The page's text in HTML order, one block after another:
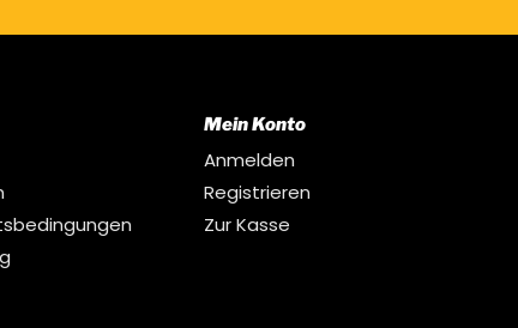
Mein Konto
Anmelden
Registrieren
Zur Kasse